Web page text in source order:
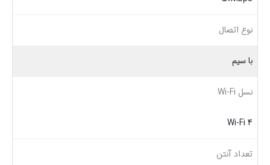
نوع اتصال
با سیم
نسل Wi-Fi
Wi-Fi 4
تعداد آنتن